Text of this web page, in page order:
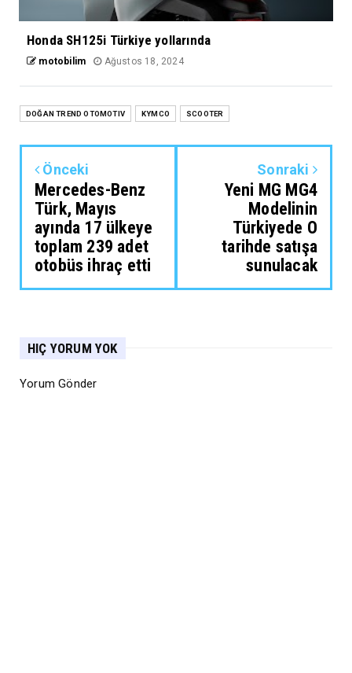
Honda SH125i Türkiye yollarında
motobilim Ağustos 18, 2024
DOĞAN TREND OTOMOTIV KYMCO SCOOTER
Önceki
Mercedes-Benz
Türk, Mayıs
ayında 17 ülkeye
toplam 239 adet
otobüs ihraç etti
Sonraki
Yeni MG MG4
Modelinin
Türkiyede O
tarihde satışa
sunulacak
HIÇ YORUM YOK
Yorum Gönder